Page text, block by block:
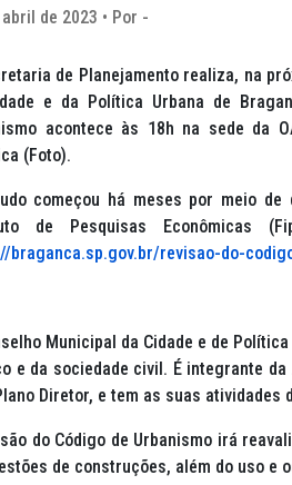
de 2023 • Por -
de Planejamento realiza, na
e da Política Urbana de
acontece às 18h na sede da
(Foto).
começou há meses por meio
de Pesquisas Econômicas
braganca.sp.gov.br/revisao-do-
Municipal da Cidade e de
e da sociedade civil. É integrante
Diretor, e tem as suas
do Código de Urbanismo irá
de construções, além do uso e